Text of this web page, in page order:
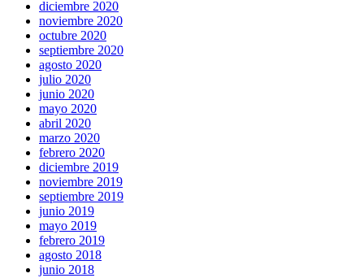
diciembre 2020
noviembre 2020
octubre 2020
septiembre 2020
agosto 2020
julio 2020
junio 2020
mayo 2020
abril 2020
marzo 2020
febrero 2020
diciembre 2019
noviembre 2019
septiembre 2019
junio 2019
mayo 2019
febrero 2019
agosto 2018
junio 2018